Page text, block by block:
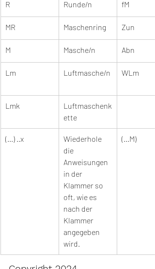
R Runde/n fM
MR Maschenring Zun
M Masche/n Abn
Lm Luftmasche/n WLm
Lmk
Luftmaschenk
ette
(...) ..x
Wiederhole
die
Anweisungen
in der
Klammer so
oft, wie es
nach der
Klammer
angegeben
wird.
(...M)